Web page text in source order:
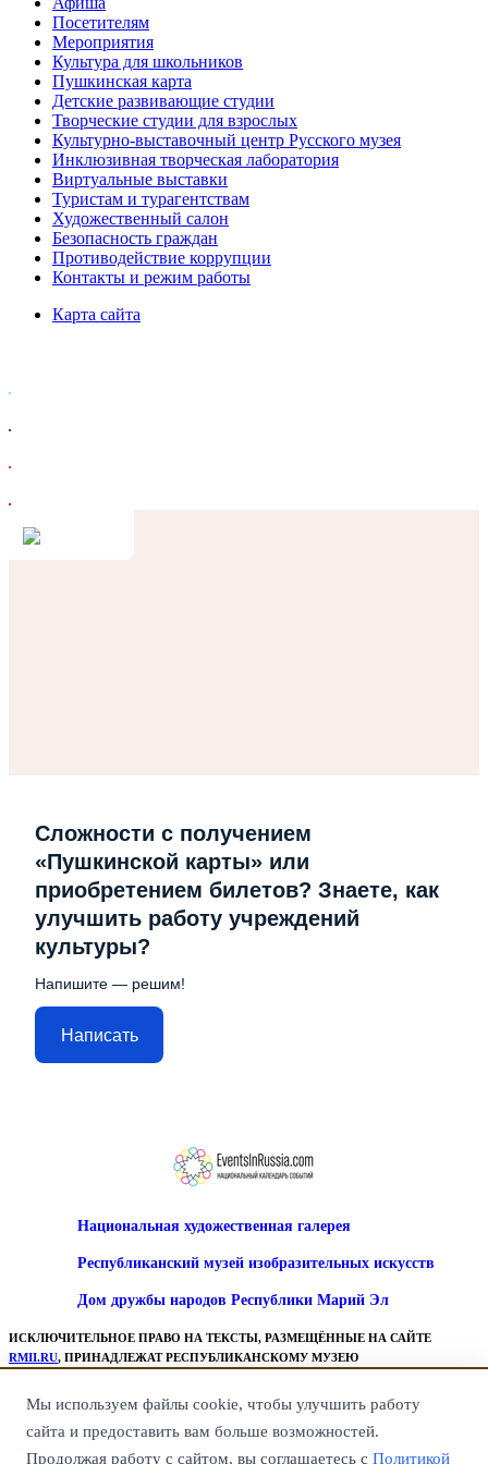
Посетителям
Мероприятия
Культура для школьников
Пушкинская карта
Детские развивающие студии
Творческие студии для взрослых
Культурно-выставочный центр Русского музея
Инклюзивная творческая лаборатория
Виртуальные выставки
Туристам и турагентствам
Художественный салон
Безопасность граждан
Противодействие коррупции
Контакты и режим работы
Карта сайта
Сложности с получением
«Пушкинской карты» или
приобретением билетов? Знаете, как
улучшить работу учреждений
культуры?
Напишите — решим!
Написать
Национальная художественная галерея
Республиканский музей изобразительных искусств
Дом дружбы народов Республики Марий Эл
ИСКЛЮЧИТЕЛЬНОЕ ПРАВО НА ТЕКСТЫ, РАЗМЕЩЁННЫЕ НА САЙТЕ
RMII.RU, ПРИНАДЛЕЖАТ РЕСПУБЛИКАНСКОМУ МУЗЕЮ
ВСЕ ПРАВА НА ГРАФИЧЕСКИЕ, ВИДЕО И ИНЫЕ МАТЕРИАЛЫ,
ПРЕДСТАВЛЕННЫЕ НА САЙТЕ, ПРИНАДЛЕЖАТ ИХ ЗАКОННЫМ
ВЛАДЕЛЬЦАМ.
КОПИРОВАНИЕ ТЕКСТОВ, ПУБЛИКАЦИЯ ТЕКСТОВЫХ МАТЕРИАЛОВ
Мы используем файлы cookie, чтобы улучшить работу
сайта и предоставить вам больше возможностей.
Продолжая работу с сайтом, вы соглашаетесь с Политикой